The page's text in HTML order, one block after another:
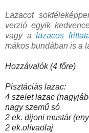
Lazacot
verzió egyik
vagy alazacos
mákos bundában is a
Hozzávalók (4 főre)
Pisztáciás lazac:
4 szeletlazac
nagy szemű só
2 ek. dijoni mustár
2 ek.olívaolaj